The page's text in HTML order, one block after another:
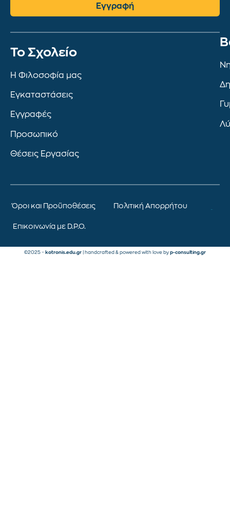
Εγγραφή
To Σχολείο
Η Φιλοσοφία μας
Εγκαταστάσεις
Εγγραφές
Προσωπικό
Θέσεις Εργασίας
Όροι και Προϋποθέσεις Πολιτική Απορρήτου
Επικοινωνία με D.P.O.
©2025 – kotronis.edu.gr | handcrafted & powered with love by p-consulting.gr